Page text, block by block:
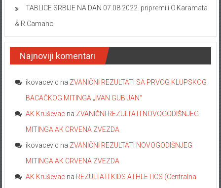
TABLICE SRBIJE NA DAN 07.08.2022. pripremili O.Karamata
& R.Camano
Najnoviji komentari
ikovacevic na ZVANIČNI REZULTATI SA PRVOG KLUPSKOG
BACAČKOG MITINGA „IVAN GUBIJAN“
AK Kruševac na ZVANIČNI REZULTATI NOVOGODIŠNJEG
MITINGA AK CRVENA ZVEZDA
ikovacevic na ZVANIČNI REZULTATI NOVOGODIŠNJEG
MITINGA AK CRVENA ZVEZDA
AK Kruševac na REZULTATI KIDS ATHLETICS (Centralna